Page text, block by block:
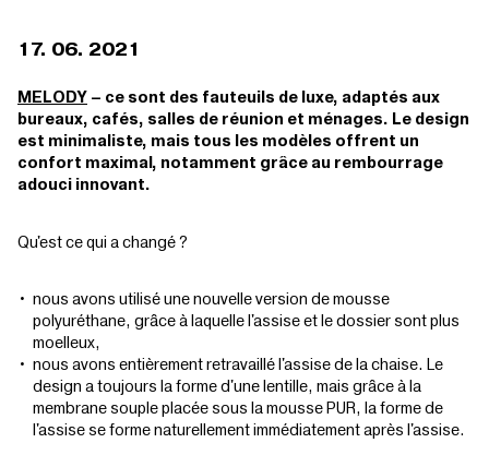
17. 06. 2021
MELODY – ce sont des fauteuils de luxe, adaptés aux
bureaux, cafés, salles de réunion et ménages. Le design
est minimaliste, mais tous les modèles offrent un
confort maximal, notamment grâce au rembourrage
adouci innovant.
Qu'est ce qui a changé ?
nous avons utilisé une nouvelle version de mousse
polyuréthane, grâce à laquelle l'assise et le dossier sont plus
moelleux,
nous avons entièrement retravaillé l'assise de la chaise. Le
design a toujours la forme d'une lentille, mais grâce à la
membrane souple placée sous la mousse PUR, la forme de
l'assise se forme naturellement immédiatement après l'assise.